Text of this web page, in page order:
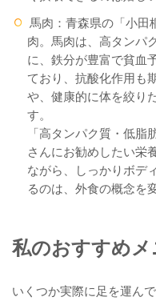
馬肉：青森県の「小田
肉。馬肉は、高タンパ
に、鉄分が豊富で貧血
ており、抗酸化作用も
や、健康的に体を絞り
す。
「高タンパク質・低
さんにお勧めしたい栄
ながら、しっかりボデ
るのは、外食の概念を
私のおすすめメ
いくつか実際に足を運ん